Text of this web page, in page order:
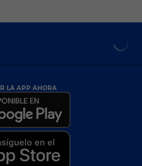
LA APP AHORA